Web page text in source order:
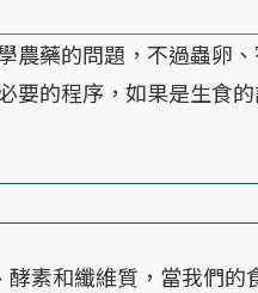
的問題，不過蟲卵、
要的程序，如果是生食
和纖維質，當我們的